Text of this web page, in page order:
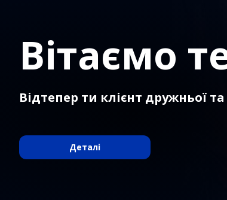
Вітаємо
Відтепер ти клієнт дружньої
Деталі